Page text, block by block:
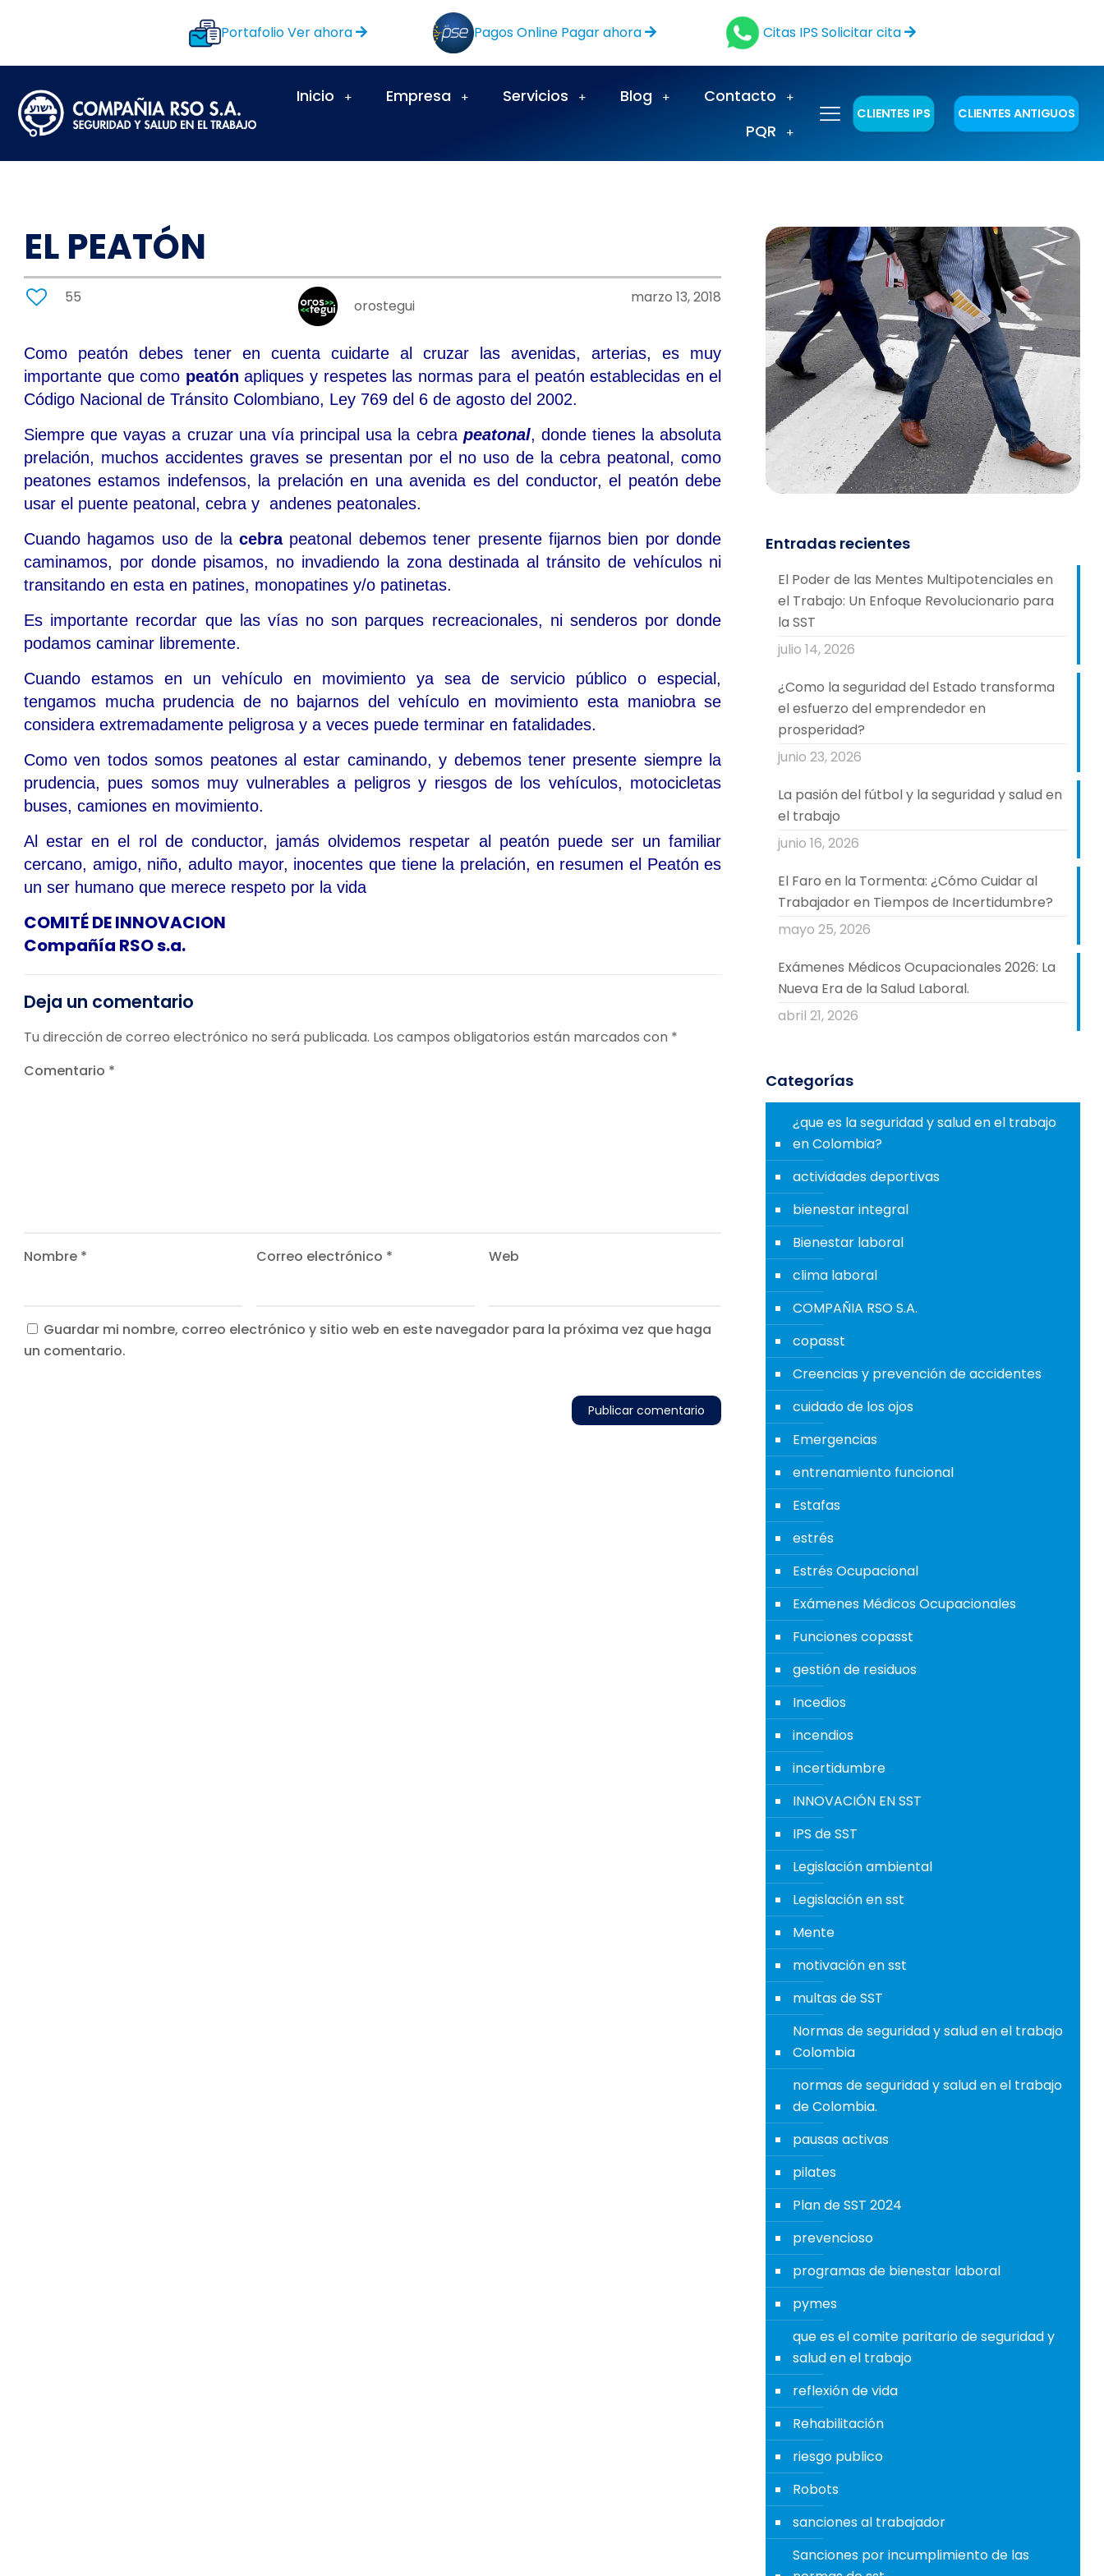
PortafolioVer ahora Pagos Online Pagar ahora Citas IPS Solicitar cita
Inicio Empresa Servicios Blog
Contacto
PQR
CLIENTES IPS CLIENTES ANTIGUOS
EL PEATÓN
55 orostegui marzo 13, 2018
Como peatón debes tener en cuenta cuidarte al cruzar las avenidas, arterias, es muy
importante que como peatónapliques y respetes las normas para el peatón establecidas en el
Código Nacional de Tránsito Colombiano, Ley 769 del 6 de agosto del 2002.
Siempre que vayas a cruzar una vía principal usa la cebra peatonal, donde tienes la absoluta
prelación, muchos accidentes graves se presentan por el no uso de la cebra peatonal, como
peatones estamos indefensos, la prelación en una avenida es del conductor, el peatón debe
usar el puente peatonal, cebra y andenes peatonales.
Cuando hagamos uso de lacebrapeatonal debemos tener presente fijarnos bien por donde
caminamos, por donde pisamos, no invadiendo la zona destinada al tránsito de vehículos ni
transitando en esta en patines, monopatines y/o patinetas.
Es importante recordar que las vías no son parques recreacionales, ni senderos por donde
podamos caminar libremente.
Cuando estamos en un vehículo en movimiento ya sea de servicio público o especial,
tengamos mucha prudencia de no bajarnos del vehículo en movimiento esta maniobra se
considera extremadamente peligrosa y a veces puede terminar en fatalidades.
Como ven todos somos peatones al estar caminando, y debemos tener presente siempre la
prudencia, pues somos muy vulnerables a peligros y riesgos de los vehículos, motocicletas
buses, camiones en movimiento.
Al estar en el rol de conductor, jamás olvidemos respetar al peatón puede ser un familiar
cercano, amigo, niño, adulto mayor, inocentes que tiene la prelación, en resumen el Peatón es
un ser humano que merece respeto por la vida
COMITÉ DE INNOVACION
Compañía RSO s.a.
Deja un comentario
Tu dirección de correo electrónico no será publicada. Los campos obligatorios están marcados con *
Comentario *
Nombre * Correo electrónico * Web
Guardar mi nombre, correo electrónico y sitio web en este navegador para la próxima vez que haga
un comentario.
Entradas recientes
El Poder de las Mentes Multipotenciales en
el Trabajo: Un Enfoque Revolucionario para
la SST
julio 14, 2026
¿Como la seguridad del Estado transforma
el esfuerzo del emprendedor en
prosperidad?
junio 23, 2026
La pasión del fútbol y la seguridad y salud en
el trabajo
junio 16, 2026
El Faro en la Tormenta: ¿Cómo Cuidar al
Trabajador en Tiempos de Incertidumbre?
mayo 25, 2026
Exámenes Médicos Ocupacionales 2026: La
Nueva Era de la Salud Laboral.
abril 21, 2026
Categorías
¿que es la seguridad y salud en el trabajo
en Colombia?
actividades deportivas
bienestar integral
Bienestar laboral
clima laboral
COMPAÑIA RSO S.A.
copasst
Creencias y prevención de accidentes
cuidado de los ojos
Emergencias
entrenamiento funcional
Estafas
estrés
Estrés Ocupacional
Exámenes Médicos Ocupacionales
Funciones copasst
gestión de residuos
Incedios
incendios
incertidumbre
INNOVACIÓN EN SST
IPS de SST
Legislación ambiental
Legislación en sst
Mente
motivación en sst
multas de SST
Normas de seguridad y salud en el trabajo
Colombia
normas de seguridad y salud en el trabajo
de Colombia.
pausas activas
pilates
Plan de SST 2024
prevencioso
programas de bienestar laboral
pymes
que es el comite paritario de seguridad y
salud en el trabajo
reflexión de vida
Rehabilitación
riesgo publico
Robots
sanciones al trabajador
Sanciones por incumplimiento de las